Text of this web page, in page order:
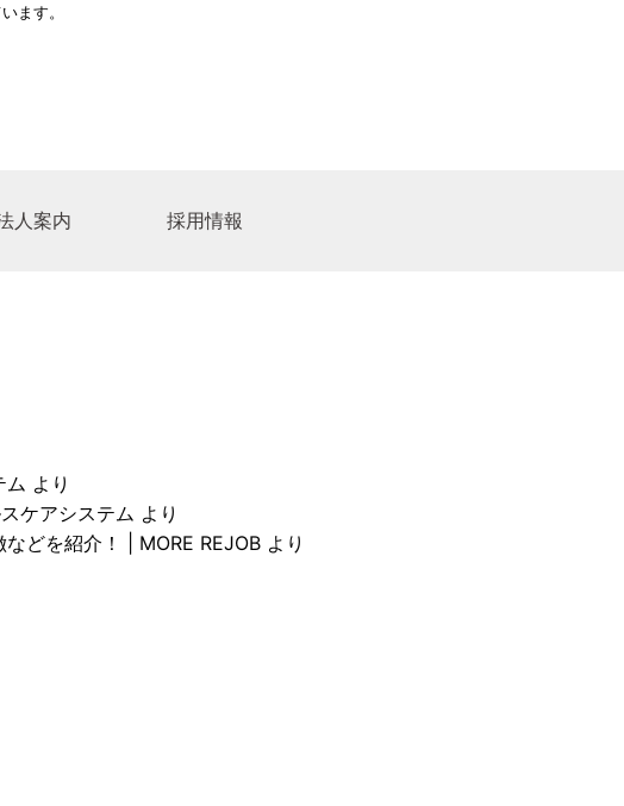
ます。
支援センター
人案内 採用情報
ム より
ケアシステム より
どを紹介！ | MORE REJOB より